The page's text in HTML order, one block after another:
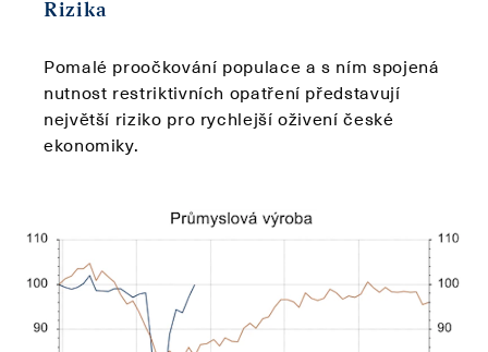
Rizika
Pomalé proočkování populace a s ním spojená
nutnost restriktivních opatření představují
největší riziko pro rychlejší oživení české
ekonomiky.